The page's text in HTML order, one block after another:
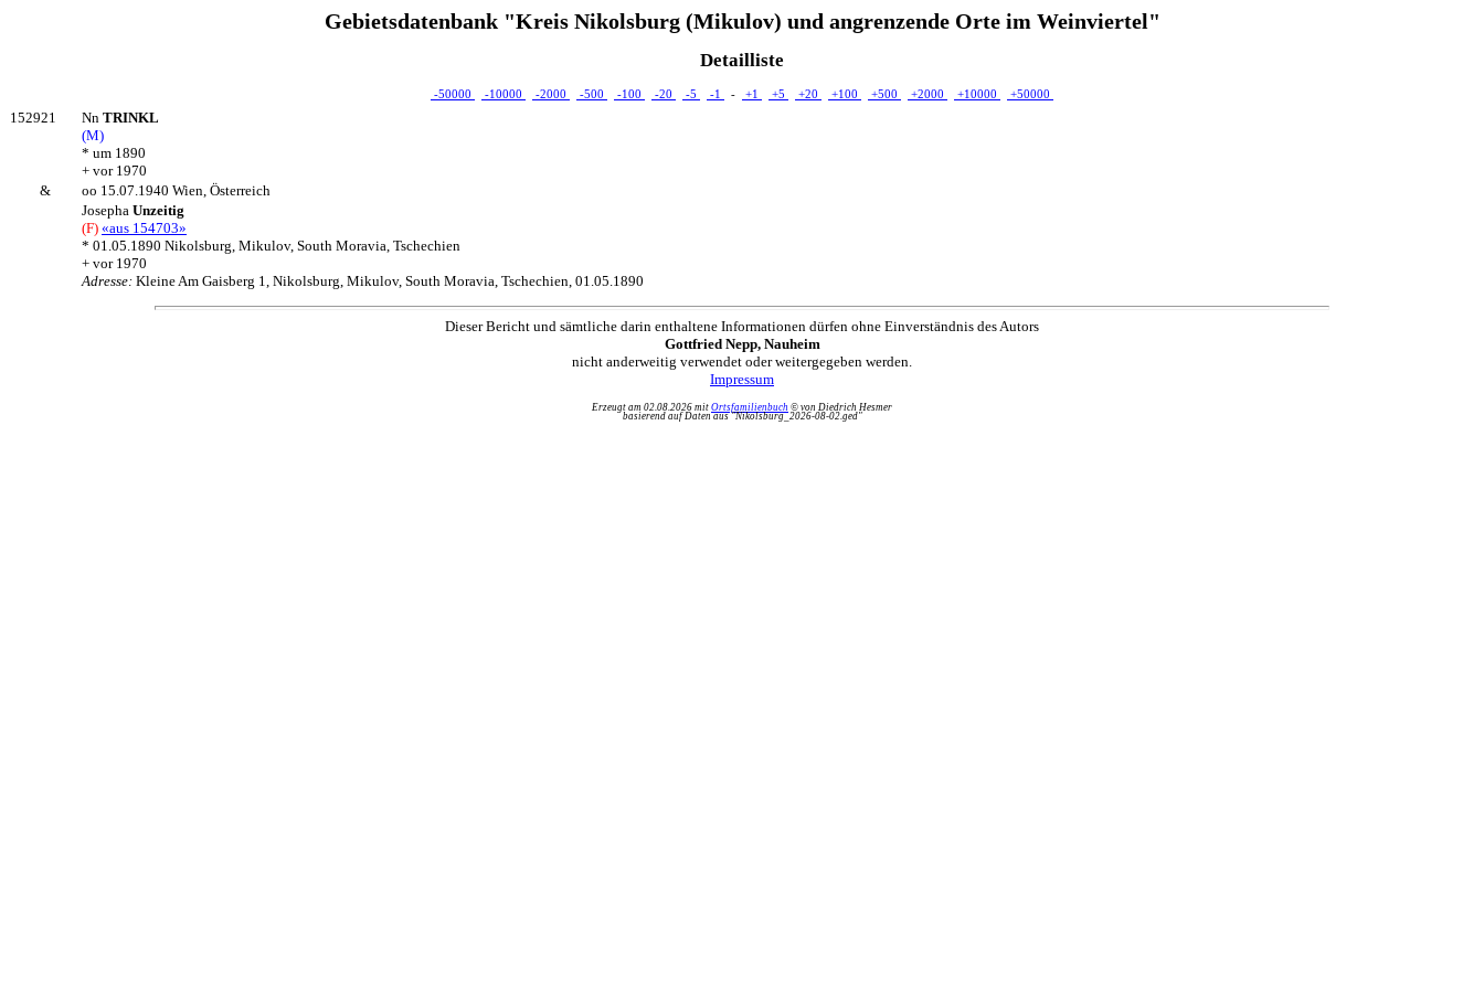
Gebietsdatenbank "Kreis Nikolsburg (Mikulov) und angrenzende Orte im Weinviertel"
Detailliste
-50000 -10000 -2000 -500 -100 -20 -5 -1 - +1 +5 +20 +100 +500 +2000 +10000 +50000
152921 Nn TRINKL
(M)
* um 1890
+ vor 1970
&
oo 15.07.1940 Wien, Österreich
Josepha Unzeitig
(F) «aus 154703»
* 01.05.1890 Nikolsburg, Mikulov, South Moravia, Tschechien
+ vor 1970
Adresse: Kleine Am Gaisberg 1, Nikolsburg, Mikulov, South Moravia, Tschechien, 01.05.1890
Dieser Bericht und sämtliche darin enthaltene Informationen dürfen ohne Einverständnis des Autors
Gottfried Nepp, Nauheim
nicht anderweitig verwendet oder weitergegeben werden.
Impressum
Erzeugt am 02.08.2026 mit Ortsfamilienbuch © von Diedrich Hesmer
basierend auf Daten aus "Nikolsburg_2026-08-02.ged"